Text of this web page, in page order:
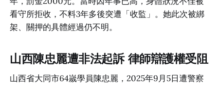
看守所拒收，不料3年多後突遭「收監」。她此次被綁
架、關押的具體經過仍不明。
山西陳忠麗遭非法起訴 律師辯護權受阻
山西省大同市64嵗學員陳忠麗，2025年9月5日遭警察